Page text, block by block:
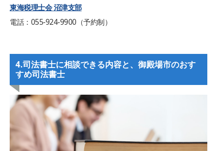
東海税理士会 沼津支部
電話：055-924-9900（予約制）
4.司法書士に相談できる内容と、御殿場市のおす
すめ司法書士